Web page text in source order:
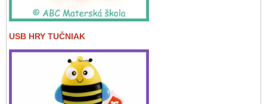
USB HRY TUČNIAK